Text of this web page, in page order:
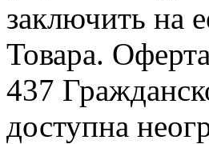
заключить на
Товара.
437
доступна